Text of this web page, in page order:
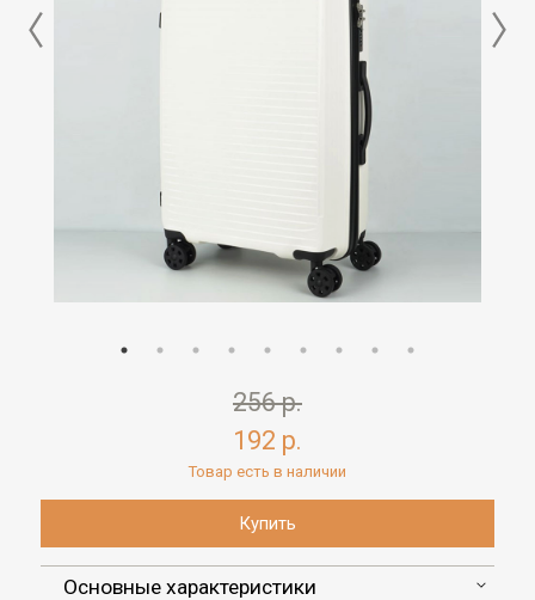
256 р.
192 р.
Товар есть в наличии
Основные характеристики